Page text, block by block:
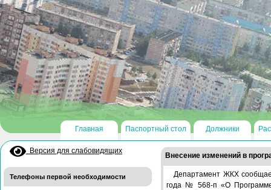
Главная Паспортный стол Должники
Версия для слабовидящих
Телефоны первой необходимости
Внесение изменений в
Департамент ЖКХ
года № 568-п «О